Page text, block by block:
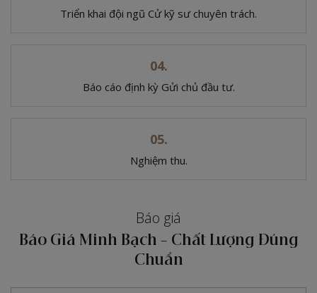
Triển khai đội ngũ Cử kỹ sư chuyên trách.
Báo cáo định kỳ Gửi chủ đầu tư.
Nghiệm thu.
Báo giá
Báo Giá Minh Bạch - Chất Lượng Đúng
Chuẩn